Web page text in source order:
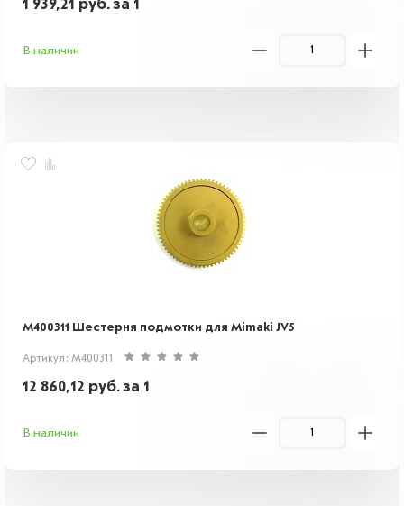
1 939,21 руб.за 1
В наличии
M400311 Шестерня подмотки для Mimaki JV5
Артикул: M400311
12 860,12 руб.за 1
В наличии